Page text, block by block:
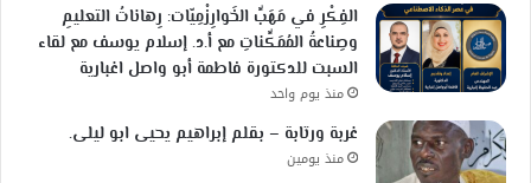
الفِكْرِ في مَهَبِّ الخَوارِزْمِيّات: رِهاناتُ التعليمِ
وصِناعةُ المُمَكِّناتِ مع أ.د. إسلام يوسف مع لقاء
السبت للدكتورة فاطمة أبو واصل اغبارية
منذ يوم واحد
غربة ورتابة – بقلم إبراهيم يحيى ابو ليلى.
منذ يومين